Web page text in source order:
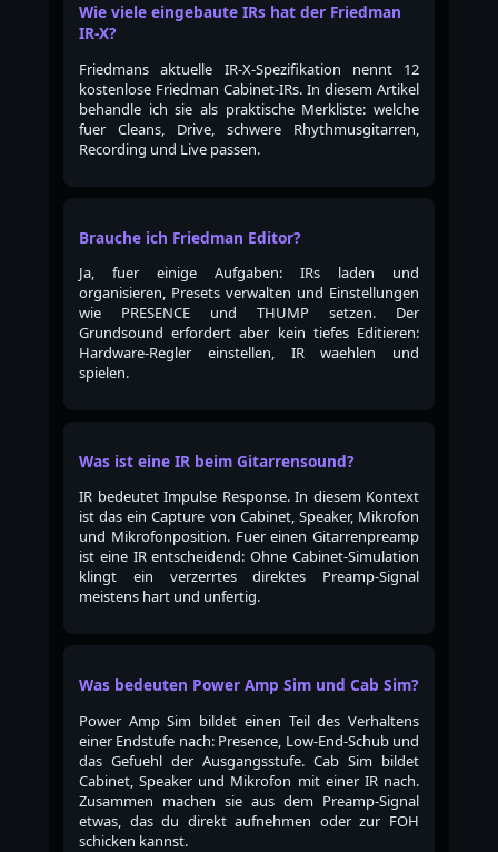
Wie viele eingebaute IRs hat der Friedman
IR-X?
Friedmans aktuelle IR-X-Spezifikation nennt 12
kostenlose Friedman Cabinet-IRs. In diesem Artikel
behandle ich sie als praktische Merkliste: welche
fuer Cleans, Drive, schwere Rhythmusgitarren,
Recording und Live passen.
Brauche ich Friedman Editor?
Ja, fuer einige Aufgaben: IRs laden und
organisieren, Presets verwalten und Einstellungen
wie PRESENCE und THUMP setzen. Der
Grundsound erfordert aber kein tiefes Editieren:
Hardware-Regler einstellen, IR waehlen und
spielen.
Was ist eine IR beim Gitarrensound?
IR bedeutet Impulse Response. In diesem Kontext
ist das ein Capture von Cabinet, Speaker, Mikrofon
und Mikrofonposition. Fuer einen Gitarrenpreamp
ist eine IR entscheidend: Ohne Cabinet-Simulation
klingt ein verzerrtes direktes Preamp-Signal
meistens hart und unfertig.
Was bedeuten Power Amp Sim und Cab Sim?
Power Amp Sim bildet einen Teil des Verhaltens
einer Endstufe nach: Presence, Low-End-Schub und
das Gefuehl der Ausgangsstufe. Cab Sim bildet
Cabinet, Speaker und Mikrofon mit einer IR nach.
Zusammen machen sie aus dem Preamp-Signal
etwas, das du direkt aufnehmen oder zur FOH
schicken kannst.